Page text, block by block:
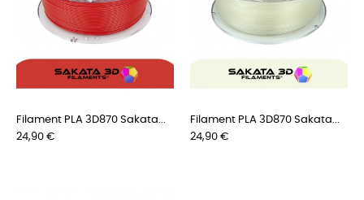
Filament PLA 3D870 Sakata...
Preis
24,90 €
Filament PLA 3D870 Sakata...
Preis
24,90 €